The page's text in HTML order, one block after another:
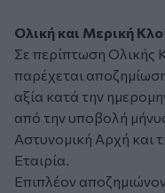
Ολική και Μερική
Σε περίπτωση Ολικής
παρέχεται
αξία κατά την
από την υποβολή
Αστυνομική Αρχή και
Εταιρία.
Επιπλέον